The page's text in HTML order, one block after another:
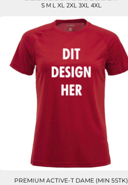
S M L XL 2XL 3XL 4XL
PREMIUM ACTIVE-T DAME (MIN 5STK)